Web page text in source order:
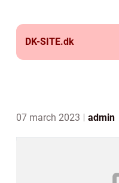
DK-SITE.dk
07 march 2023 admin